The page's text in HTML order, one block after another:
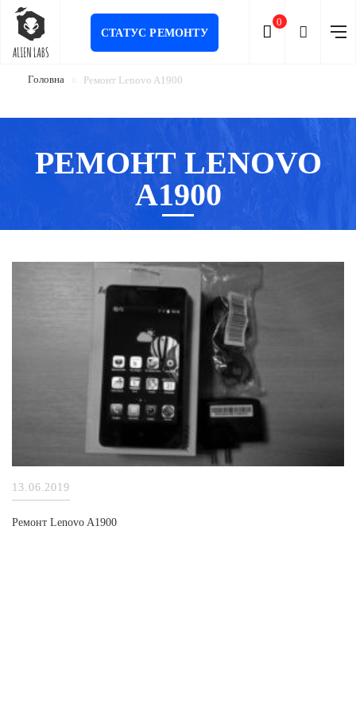
Головна Ремонт Lenovo A1900
РЕМОНТ LENOVO
A1900
13.06.2019
Ремонт Lenovo A1900
СТАТУС РЕМОНТУ
0